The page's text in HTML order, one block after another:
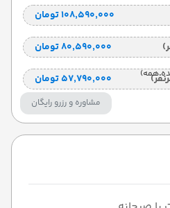
همه)
۱۰۸٬۵۹۰٬۰۰۰ تومان
۸۰٬۵۹۰٬۰۰۰ تومان
۵۷٬۷۹۰٬۰۰۰ تومان
مشاوره و رزرو رایگان